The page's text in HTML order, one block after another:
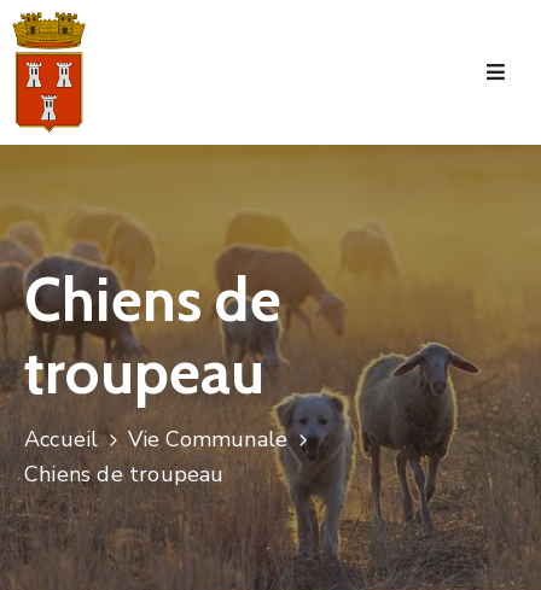
Accueil
Tourisme
Manifestations
Vie
Municipale
Services
Jeunesse
Chiens de
troupeau
Accueil
Vie Communale
Chiens de troupeau